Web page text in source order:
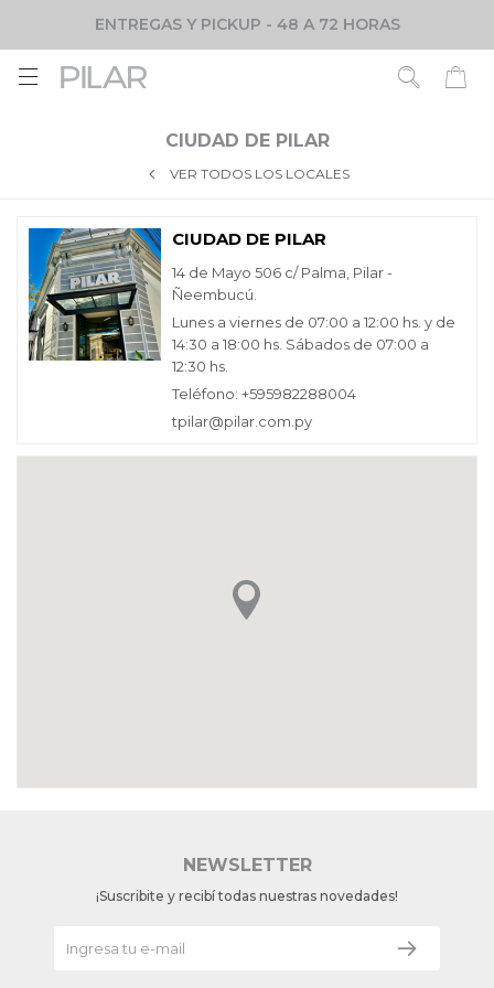
ENTREGAS Y PICKUP - 48 A 72 HORAS

CIUDAD DE PILAR
VER TODOS LOS LOCALES
CIUDAD DE PILAR
14 de Mayo 506 c/ Palma, Pilar -
Ñeembucú.
Lunes a viernes de 07:00 a 12:00 hs. y de
14:30 a 18:00 hs. Sábados de 07:00 a
12:30 hs.
Teléfono: +595982288004
tpilar@pilar.com.py
NEWSLETTER
¡Suscribite y recibí todas nuestras novedades!